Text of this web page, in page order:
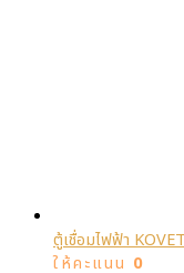
ตู้เชื่อมไฟฟ้า
ให้คะแนน 0